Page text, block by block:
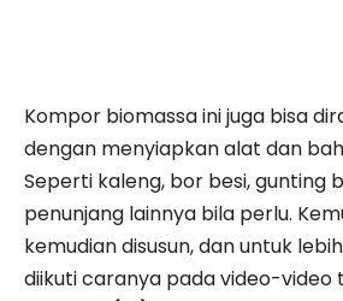
Kompor biomassa ini juga bisa
dengan menyiapkan alat dan
Seperti kaleng, bor besi, gunting
penunjang lainnya bila perlu.
kemudian disusun, dan untuk
diikuti caranya pada video-video